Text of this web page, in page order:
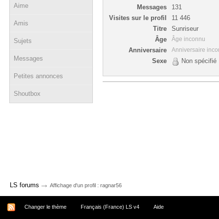
Aime
Amis
Sujets
Messages
Petites annonces
Shoutbox
Messages
131
Visites sur le profil
11 446
Titre
Sunriseur
Âge
Âge inconnu
Anniversaire Anniversaire
Sexe Non spécifié
LS forums → Affichage d'un profil : ragnar56
Changer le thème Français (France) LS v4 Aide